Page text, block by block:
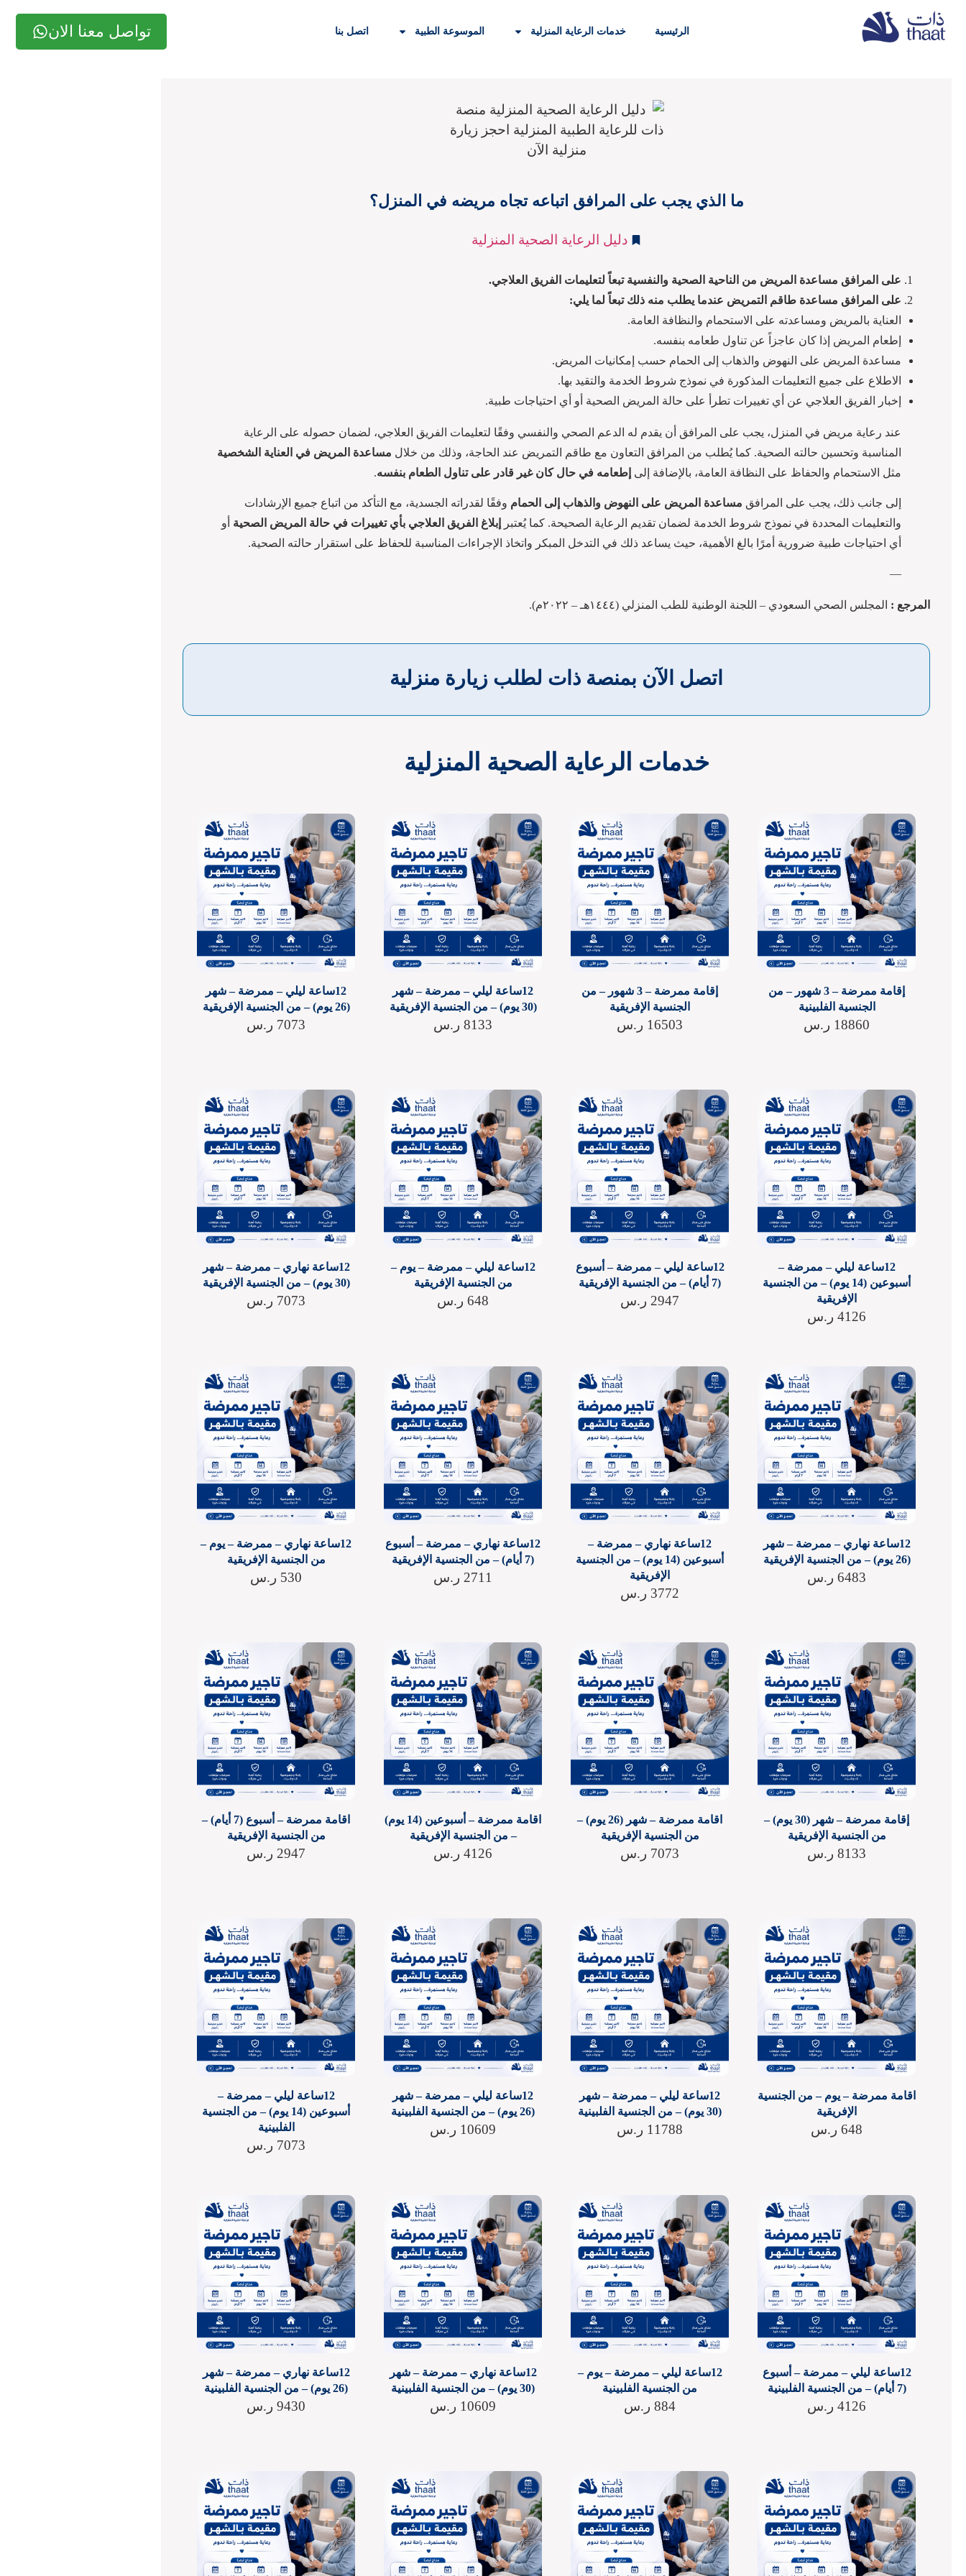
الرئيسية خدمات الرعاية المنزلية الموسوعة الطبية اتصل بنا تواصل معنا الان
ما الذي يجب على المرافق اتباعه تجاه مريضه في المنزل؟
دليل الرعاية الصحية المنزلية
على المرافق مساعدة المريض من الناحية الصحية والنفسية تبعاً لتعليمات الفريق العلاجي.
على المرافق مساعدة طاقم التمريض عندما يطلب منه ذلك تبعاً لما يلي:
العناية بالمريض ومساعدته على الاستحمام والنظافة العامة.
إطعام المريض إذا كان عاجزاً عن تناول طعامه بنفسه.
مساعدة المريض على النهوض والذهاب إلى الحمام حسب إمكانيات المريض.
الاطلاع على جميع التعليمات المذكورة في نموذج شروط الخدمة والتقيد بها.
إخبار الفريق العلاجي عن أي تغييرات تطرأ على حالة المريض الصحية أو أي احتياجات طبية.
عند رعاية مريض في المنزل، يجب على المرافق أن يقدم له الدعم الصحي والنفسي وفقًا لتعليمات الفريق العلاجي، لضمان حصوله على الرعاية
المناسبة وتحسين حالته الصحية. كما يُطلب من المرافق التعاون مع طاقم التمريض عند الحاجة، وذلك من خلال مساعدة المريض في العناية الشخصية
مثل الاستحمام والحفاظ على النظافة العامة، بالإضافة إلى إطعامه في حال كان غير قادر على تناول الطعام بنفسه.
إلى جانب ذلك، يجب على المرافق مساعدة المريض على النهوض والذهاب إلى الحمام وفقًا لقدراته الجسدية، مع التأكد من اتباع جميع الإرشادات
والتعليمات المحددة في نموذج شروط الخدمة لضمان تقديم الرعاية الصحيحة. كما يُعتبر
إبلاغ الفريق العلاجي بأي تغييرات في حالة المريض الصحية أو
أي احتياجات طبية ضرورية أمرًا بالغ الأهمية، حيث يساعد ذلك في التدخل المبكر واتخاذ الإجراءات المناسبة للحفاظ على استقرار حالته الصحية.
—
المرجع : المجلس الصحي السعودي – اللجنة الوطنية للطب المنزلي (١٤٤٤هـ – ٢٠٢٢م).
اتصل الآن بمنصة ذات لطلب زيارة منزلية
خدمات الرعاية الصحية المنزلية
إقامة ممرضة – 3 شهور – من
الجنسية الفلبينية
18860 ر.س
إقامة ممرضة – 3 شهور – من
الجنسية الإفريقية
16503 ر.س
12ساعة ليلي – ممرضة – شهر
(30 يوم) – من الجنسية الإفريقية
8133 ر.س
12ساعة ليلي – ممرضة – شهر
(26 يوم) – من الجنسية الإفريقية
7073 ر.س
12ساعة ليلي – ممرضة –
أسبوعين (14 يوم) – من الجنسية
الإفريقية
4126 ر.س
12ساعة ليلي – ممرضة – أسبوع
(7 أيام) – من الجنسية الإفريقية
2947 ر.س
12ساعة ليلي – ممرضة – يوم –
من الجنسية الإفريقية
648 ر.س
12ساعة نهاري – ممرضة – شهر
(30 يوم) – من الجنسية الإفريقية
7073 ر.س
12ساعة نهاري – ممرضة – شهر
(26 يوم) – من الجنسية الإفريقية
6483 ر.س
12ساعة نهاري – ممرضة –
أسبوعين (14 يوم) – من الجنسية
الإفريقية
3772 ر.س
12ساعة نهاري – ممرضة – أسبوع
(7 أيام) – من الجنسية الإفريقية
2711 ر.س
12ساعة نهاري – ممرضة – يوم –
من الجنسية الإفريقية
530 ر.س
إقامة ممرضة – شهر (30 يوم) –
من الجنسية الإفريقية
8133 ر.س
اقامة ممرضة – شهر (26 يوم) –
من الجنسية الإفريقية
7073 ر.س
اقامة ممرضة – أسبوعين (14 يوم)
– من الجنسية الإفريقية
4126 ر.س
اقامة ممرضة – أسبوع (7 أيام) –
من الجنسية الإفريقية
2947 ر.س
اقامة ممرضة – يوم – من الجنسية
الإفريقية
648 ر.س
12ساعة ليلي – ممرضة – شهر
(30 يوم) – من الجنسية الفلبينية
11788 ر.س
12ساعة ليلي – ممرضة – شهر
(26 يوم) – من الجنسية الفلبينية
10609 ر.س
12ساعة ليلي – ممرضة –
أسبوعين (14 يوم) – من الجنسية
الفلبينية
7073 ر.س
12ساعة ليلي – ممرضة – أسبوع
(7 أيام) – من الجنسية الفلبينية
4126 ر.س
12ساعة ليلي – ممرضة – يوم –
من الجنسية الفلبينية
884 ر.س
12ساعة نهاري – ممرضة – شهر
(30 يوم) – من الجنسية الفلبينية
10609 ر.س
12ساعة نهاري – ممرضة – شهر
(26 يوم) – من الجنسية الفلبينية
9430 ر.س